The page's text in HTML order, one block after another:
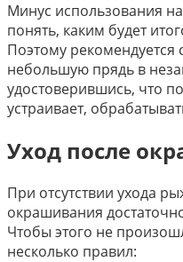
Минус использования
понять, каким будет
Поэтому рекомендуется
небольшую прядь в
удостоверившись, что
устраивает,
Уход после
При отсутствии ухода
окрашивания
Чтобы этого не
несколько правил: